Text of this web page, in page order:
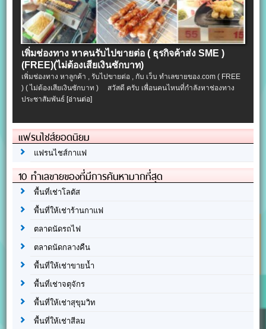
เพิ่มช่องทาง หาคนรับไปขายต่อ ( ธุรกิจค้าส่ง SME )
(FREE)(ไม่ต้องเสียเงินซักบาท)
เพิ่มช่องทาง หาลูกค้า , รับไปขายต่อ , กับ เว็บ ทำเลขายของ.com ( FREE
) ( ไม่ต้องเสียเงินซักบาท ) สวัสดี ครับ เพื่อนคนไหนที่กำลังหาช่องทาง
ประชาสัมพันธ์ [อ่านต่อ]
แฟรนไชส์ยอดนิยม
แฟรนไชส์กาแฟ
10 ทำเลขายของที่มีการค้นหามากที่สุด
พื้นที่เช่าโลตัส
พื้นที่ให้เช่าร้านกาแฟ
ตลาดนัดรถไฟ
ตลาดนัดกลางคืน
พื้นที่ให้เช่าขายน้ำ
พื้นที่เช่าจตุจักร
พื้นที่ให้เช่าสุขุมวิท
พื้นที่ให้เช่าสีลม